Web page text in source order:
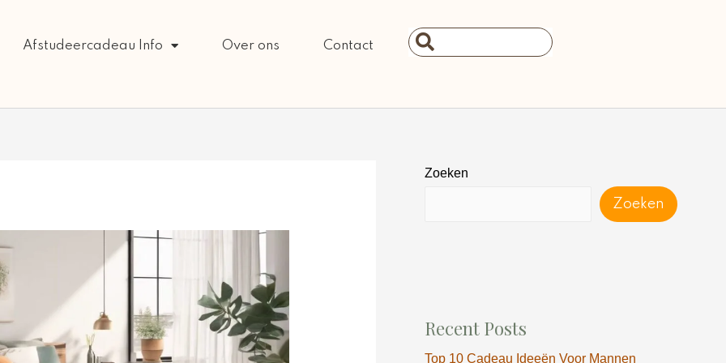
Afstudeercadeau Info Over ons Contact
Search
...
Zoeken
Zoeken
Recent Posts
Top 10 Cadeau Ideeën Voor Mannen